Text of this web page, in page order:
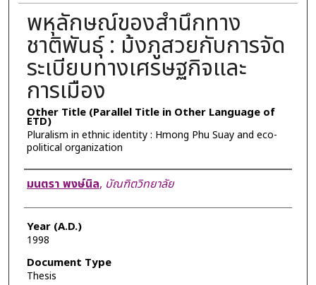
พหุลักษณ์ของสำนึกทาง
ชาติพันธุ์ : ม้งภูสวยกับการจัด
ระเบียบทางเศรษฐกิจและ
การเมือง
Other Title (Parallel Title in Other Language of
ETD)
Pluralism in ethnic identity : Hmong Phu Suay and eco-
political organization
Author
มนตรา พงษ์นิล, บัณฑิตวิทยาลัย
Year (A.D.)
1998
Document Type
Thesis